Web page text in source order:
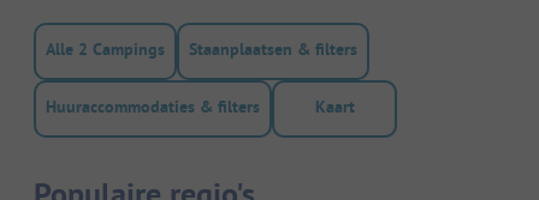
Alle 2 Campings Staanplaatsen & filters
Huuraccommodaties & filters Kaart